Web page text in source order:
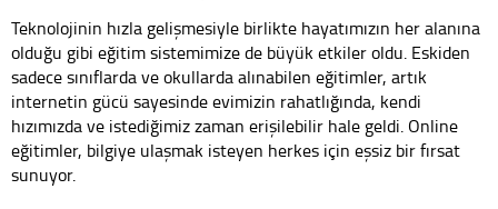
Teknolojinin hızla gelişmesiyle birlikte hayatımızın her alanına
olduğu gibi eğitim sistemimize de büyük etkiler oldu. Eskiden
sadece sınıflarda ve okullarda alınabilen eğitimler, artık
internetin gücü sayesinde evimizin rahatlığında, kendi
hızımızda ve istediğimiz zaman erişilebilir hale geldi. Online
eğitimler, bilgiye ulaşmak isteyen herkes için eşsiz bir fırsat
sunuyor.